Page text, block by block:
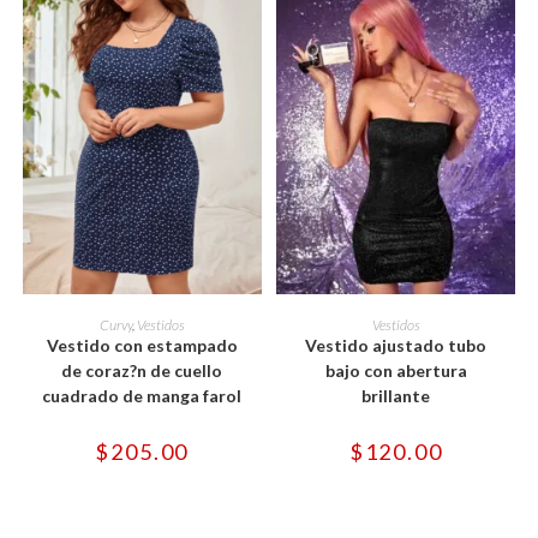
producto
producto
SELECCIONAR OPCIONES
Este
producto
tiene
múltiples
variantes.
opciones
elegir
Curvy, Vestidos
Vestido con estampado
de coraz?n de cuello
cuadrado de manga farol
$205.00
SELECCIONAR OPCIONES
Este
producto
tiene
múltiples
variantes.
opciones
elegir
Vestidos
Vestido ajustado tubo
bajo con abertura
brillante
$ 120.00